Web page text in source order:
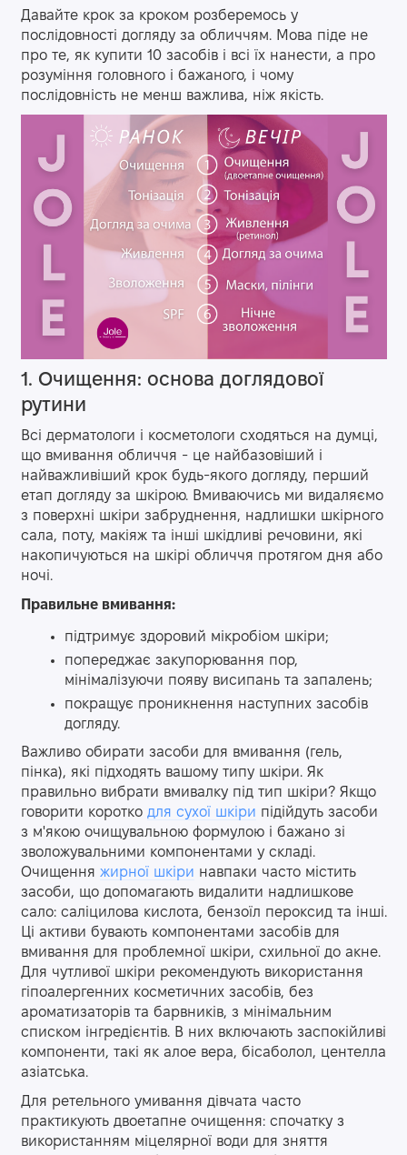
Давайте крок за кроком розберемось у
послідовності догляду за обличчям. Мова піде не
про те, як купити 10 засобів і всі їх нанести, а про
розуміння головного і бажаного, і чому
послідовність не менш важлива, ніж якість.
1. Очищення: основа доглядової
рутини
Всі дерматологи і косметологи сходяться на думці,
що вмивання обличчя - це найбазовіший і
найважливіший крок будь-якого догляду, перший
етап догляду за шкірою. Вмиваючись ми видаляємо
з поверхні шкіри забруднення, надлишки шкірного
сала, поту, макіяж та інші шкідливі речовини, які
накопичуються на шкірі обличчя протягом дня або
ночі.
Правильне вмивання:
підтримує здоровий мікробіом шкіри;
попереджає закупорювання пор,
мінімалізуючи появу висипань та запалень;
покращує проникнення наступних засобів
догляду.
Важливо обирати засоби для вмивання (гель,
пінка), які підходять вашому типу шкіри. Як
правильно вибрати вмивалку під тип шкіри? Якщо
говорити коротко для сухої шкіри підійдуть засоби
з м'якою очищувальною формулою і бажано зі
зволожувальними компонентами у складі.
Очищення жирної шкіри навпаки часто містить
засоби, що допомагають видалити надлишкове
сало: саліцилова кислота, бензоїл пероксид та інші.
Ці активи бувають компонентами засобів для
вмивання для проблемної шкіри, схильної до акне.
Для чутливої шкіри рекомендують використання
гіпоалергенних косметичних засобів, без
ароматизаторів та барвників, з мінімальним
списком інгредієнтів. В них включають заспокійливі
компоненти, такі як алое вера, бісаболол, центелла
азіатська.
Для ретельного умивання дівчата часто
практикують двоетапне очищення: спочатку з
використанням міцелярної води для зняття